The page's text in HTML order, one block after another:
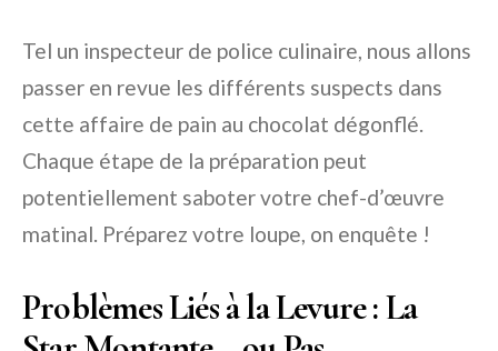
Tel un inspecteur de police culinaire, nous allons
passer en revue les différents suspects dans
cette affaire de pain au chocolat dégonflé.
Chaque étape de la préparation peut
potentiellement saboter votre chef-d’œuvre
matinal. Préparez votre loupe, on enquête !
Problèmes Liés à la Levure : La